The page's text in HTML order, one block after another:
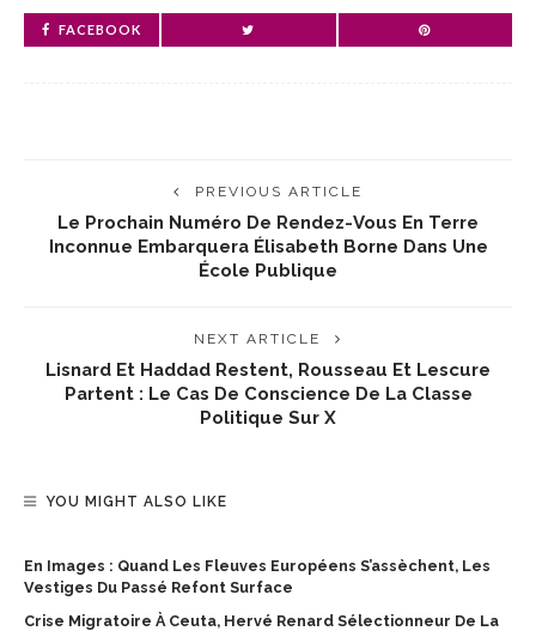
FACEBOOK
PREVIOUS ARTICLE
Le Prochain Numéro De Rendez-Vous En Terre
Inconnue Embarquera Élisabeth Borne Dans Une
École Publique
NEXT ARTICLE
Lisnard Et Haddad Restent, Rousseau Et Lescure
Partent : Le Cas De Conscience De La Classe
Politique Sur X
YOU MIGHT ALSO LIKE
En Images : Quand Les Fleuves Européens S’assèchent, Les
Vestiges Du Passé Refont Surface
Crise Migratoire À Ceuta, Hervé Renard Sélectionneur De La